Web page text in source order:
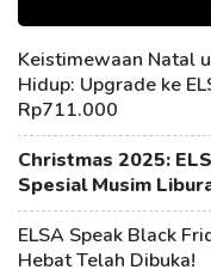
Keistimewaan Natal
Hidup: Upgrade ke
Rp711.000
Christmas 2025:
Spesial Musim
ELSA Speak Black
Hebat Telah Dibuka!